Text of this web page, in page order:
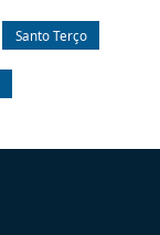
Santo Terço